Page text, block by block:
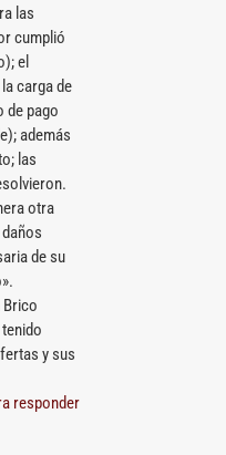
las
cumplió
el
carga de
de pago
además
las
otra
de su
Brico
y sus
responder